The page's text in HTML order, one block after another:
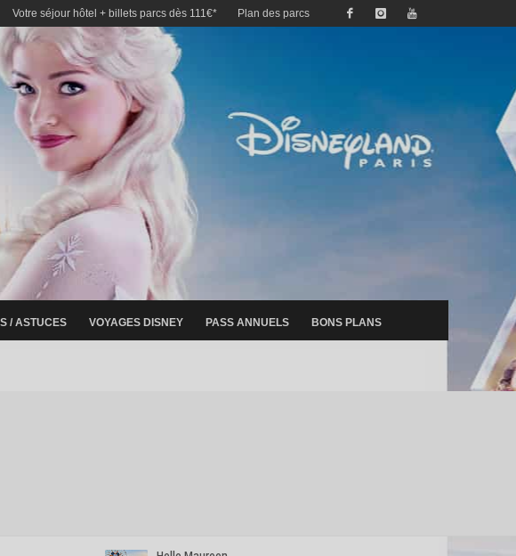
Votre séjour hôtel + billets parcs dès 111€* Plan des parcs
/ ASTUCES VOYAGES DISNEY PASS ANNUELS BONS PLANS